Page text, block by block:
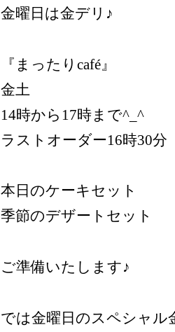
金曜日は金デリ♪
『まったりcafé』
金土
14時から17時まで^_^
ラストオーダー16時30分
本日のケーキセット
季節のデザートセット
ご準備いたします♪
では金曜日のスペシャル